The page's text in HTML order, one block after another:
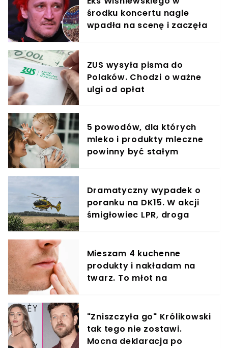
środku koncertu nagle
wpadła na scenę i zaczęła
ZUS wysyła pisma do
Polaków. Chodzi o ważne
ulgi od opłat
5 powodów, dla których
mleko i produkty mleczne
powinny być stałym
Dramatyczny wypadek o
poranku na DK15. W akcji
śmigłowiec LPR, droga
Mieszam 4 kuchenne
produkty i nakładam na
twarz. To młot na
"Zniszczyła go" Królikowski
tak tego nie zostawi.
Mocna deklaracja po